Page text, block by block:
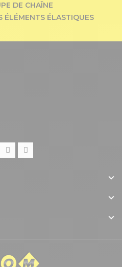
DE CHAÎNE
ÉLÉMENTS ÉLASTIQUES